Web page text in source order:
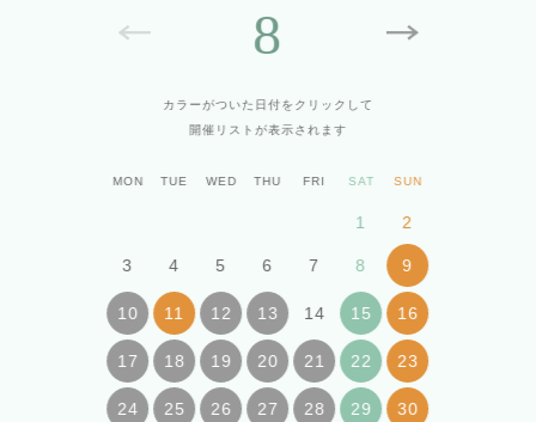
8
カラーがついた日付をクリックして
開催リストが表示されます
MON TUE WED THU FRI SAT SUN
1 2
3 4 5 6 7 8 9
10 11 12 13 14 15 16
17 18 19 20 21 22 23
24 25 26 27 28 29 30